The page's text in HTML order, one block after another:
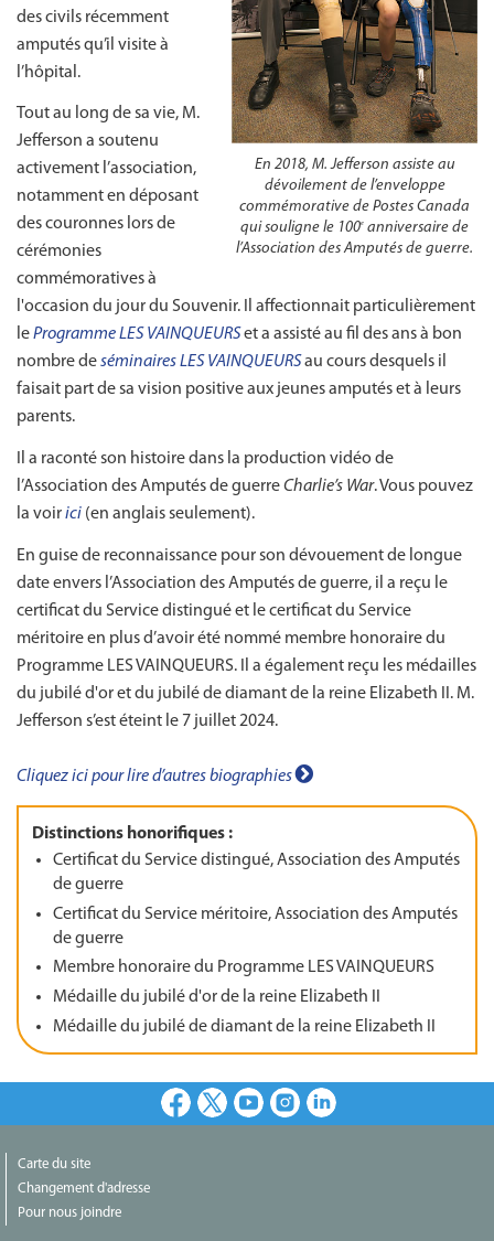
En 2018, M. Jefferson assiste au
dévoilement de l’enveloppe
commémorative de Postes Canada
qui souligne le 100e anniversaire de
l’Association des Amputés de guerre.
des civils récemment
amputés qu’il visite à
l’hôpital.
Tout au long de sa vie, M.
Jefferson a soutenu
activement l’association,
notamment en déposant
des couronnes lors de
cérémonies
commémoratives à
l'occasion du jour du Souvenir. Il affectionnait particulièrement
leProgramme LES VAINQUEURSet a assisté au fil des ans à bon
nombre deséminaires LES VAINQUEURSau cours desquels il
faisait part de sa vision positive aux jeunes amputés et à leurs
parents.
Il a raconté son histoire dans la production vidéo de
l’Association des Amputés de guerreCharlie’s War. Vous pouvez
la voirici (en anglais seulement).
En guise de reconnaissance pour son dévouement de longue
date envers l’Association des Amputés de guerre, il a reçu le
certificat du Service distingué et le certificat du Service
méritoire en plus d’avoir été nommé membre honoraire du
Programme LES VAINQUEURS. Il a également reçu les médailles
du jubilé d'or et du jubilé de diamant de la reine Elizabeth II. M.
Jefferson s’est éteint le 7 juillet 2024.
Cliquez ici pour lire d’autres biographies
Distinctions honorifiques :
Certificat du Service distingué, Association des Amputés
de guerre
Certificat du Service méritoire, Association des Amputés
de guerre
Membre honoraire du Programme LES VAINQUEURS
Médaille du jubilé d'or de la reine Elizabeth II
Médaille du jubilé de diamant de la reine Elizabeth II
Facebook
X YoutubeInstagramLinkedIn
Carte du site
Changement d'adresse
Pour nous joindre